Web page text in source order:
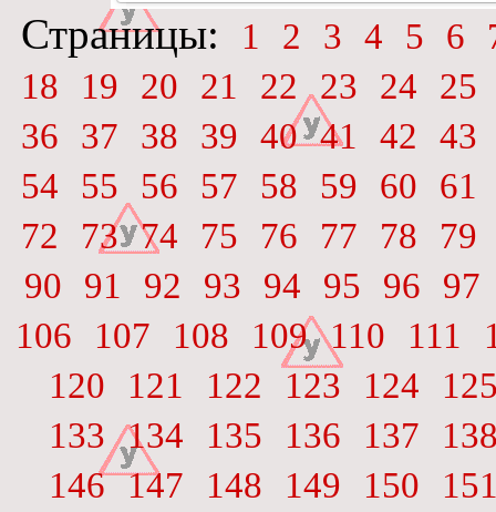
Страницы: 1 2 3 4 5 6
18
19 20 21 22 23 24
25
36
37 38 39 40 41 42
43
54
55 56 57 58 59 60
61
72
73 74 75 76 77 78
79
90
91 92 93 94 95 96
97
106
107 108 109 110 111
120
121 122 123 124
133 134 135 136 137
146 147 148 149 150